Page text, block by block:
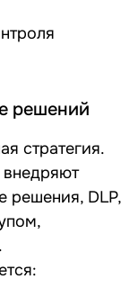
решений
стратегия.
решения, DLP,